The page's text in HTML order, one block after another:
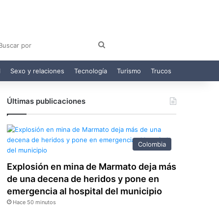
por
Sexo y relaciones Tecnología Turismo Trucos
Últimas publicaciones
Colombia
Explosión en mina de Marmato deja más
de una decena de heridos y pone en
emergencia al hospital del municipio
Hace 50 minutos